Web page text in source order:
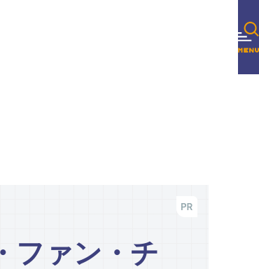
ファン・チ